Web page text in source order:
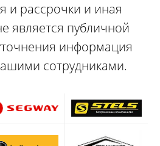
и рассрочки и иная
является публичной
информация
сотрудниками.